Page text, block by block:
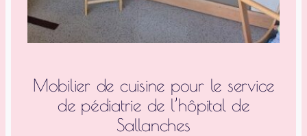
Mobilier de cuisine pour le service
de pédiatrie de l’hôpital de
Sallanches